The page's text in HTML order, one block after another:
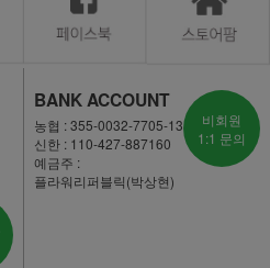
BANK ACCOUNT
농협 : 355-0032-7705-13
신한 : 110-427-887160
예금주 :
플라워리퍼블릭(박상현)
비회원
1:1 문의